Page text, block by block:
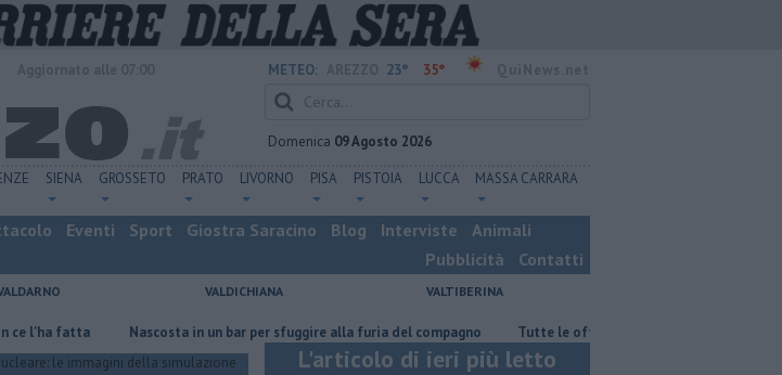
METEO: 23° 35°
Domenica 09 Agosto 2026
SIENA GROSSETO PRATO LIVORNO PISA PISTOIA LUCCA MASSA CARRARA
Eventi Sport Giostra Saracino Blog Interviste
Animali
Pubblicità
Contatti
VALDICHIANA VALTIBERINA
fatta Nascosta in un bar per sfuggire alla furia del compagno ​Tutte le offerte di lavoro in provincia di Arezzo
L'articolo di ieri più letto